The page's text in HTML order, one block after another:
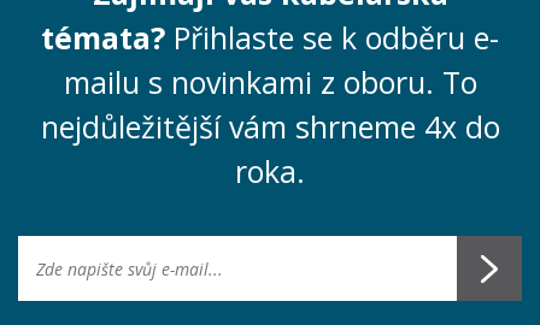
témata? Přihlaste se k odběru e-
mailu s novinkami z oboru. To
nejdůležitější vám shrneme 4x do
roka.